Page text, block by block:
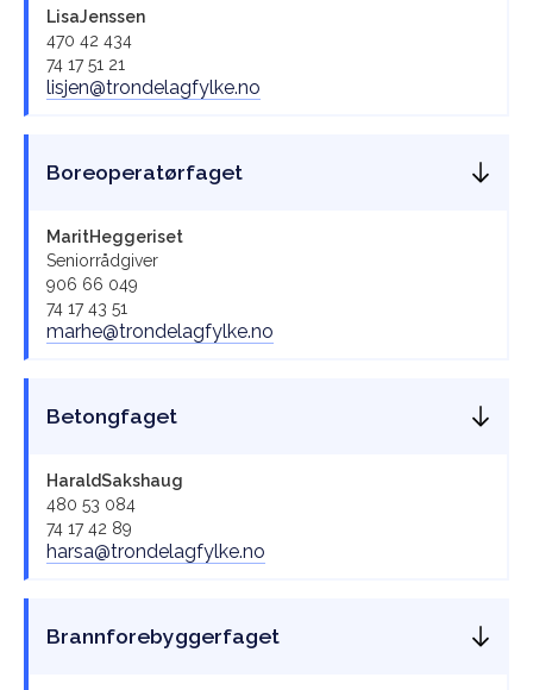
LisaJenssen
470 42 434
74 17 51 21
lisjen@trondelagfylke.no
Boreoperatørfaget
MaritHeggeriset
Seniorrådgiver
906 66 049
74 17 43 51
marhe@trondelagfylke.no
Betongfaget
HaraldSakshaug
480 53 084
74 17 42 89
harsa@trondelagfylke.no
Brannforebyggerfaget